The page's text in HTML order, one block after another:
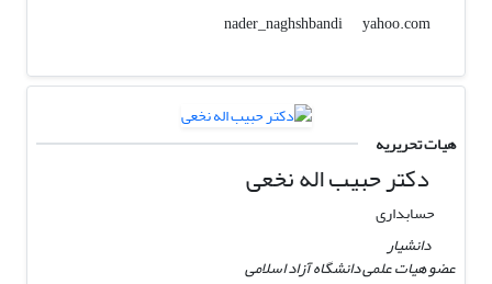
nader_naghshbandi
yahoo.com
هیات تحریریه
دکتر حبیب اله نخعی
حسابداری
دانشیار
عضو هیات علمی دانشگاه آزاد اسلامی